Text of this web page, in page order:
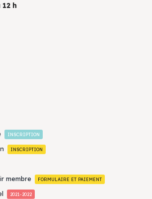
h
INSCRIPTION
INSCRIPTION
membre
FORMULAIRE ET PAIEMENT
2021-2022